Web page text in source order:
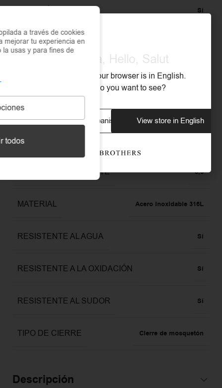
Sí
COLOR
GARANTÍA 3 años
ANCHO DEL COLLAR
ANCHO DEL COLGANTE 3,5
MATERIAL Acero Inoxidable 316L
RESISTENTE AL AGUA Sí
RESISTENTE A LA OXIDACIÓN Sí
RESISTENTE AL SUDOR Sí
TIPO DE CIERRE Cierre de mosquetón
Descripción
a través de cookies
mejorar tu experiencia en
usas y para fines de
todos
Olá, Hola, Hello, Salut
We noticed that your browser is in English.
What store do you want to see?
View store in Spanish View store in English